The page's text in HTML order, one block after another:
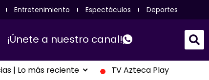
Entretenimiento Espectáculos Deportes
¡Únete a nuestro canal!
| Lo más reciente TV Azteca Play